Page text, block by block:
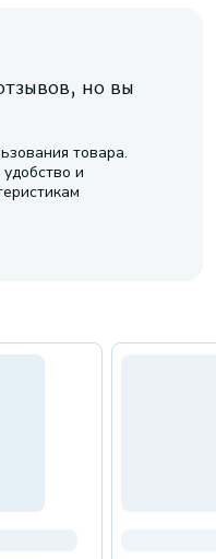
но вы
товара.
и